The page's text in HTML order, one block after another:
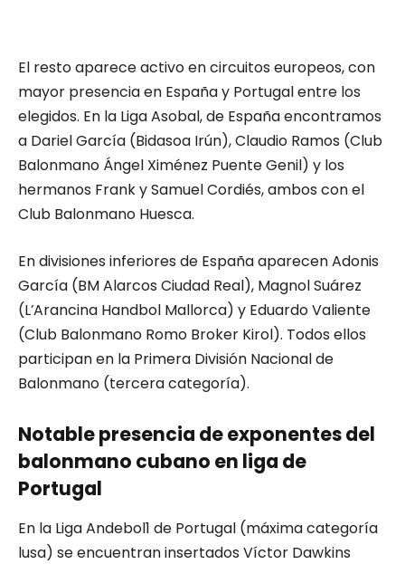
El resto aparece activo en circuitos europeos, con
mayor presencia en España y Portugal entre los
elegidos. En la Liga Asobal, de España encontramos
a Dariel García (Bidasoa Irún), Claudio Ramos (Club
Balonmano Ángel Ximénez Puente Genil) y los
hermanos Franky SamuelCordiés, ambos con el
Club Balonmano Huesca.
En divisiones inferiores de España aparecen Adonis
García (BMAlarcos Ciudad Real), Magnol Suárez
(L’Arancina Handbol Mallorca) y Eduardo Valiente
(Club Balonmano Romo Broker Kirol). Todos ellos
participanen la Primera División Nacional de
Balonmano (tercera categoría).
Notable presencia de exponentes del
balonmano cubano en liga de
Portugal
En la Liga Andebol1 de Portugal (máxima categoría
lusa) se encuentran insertados Víctor Dawkins